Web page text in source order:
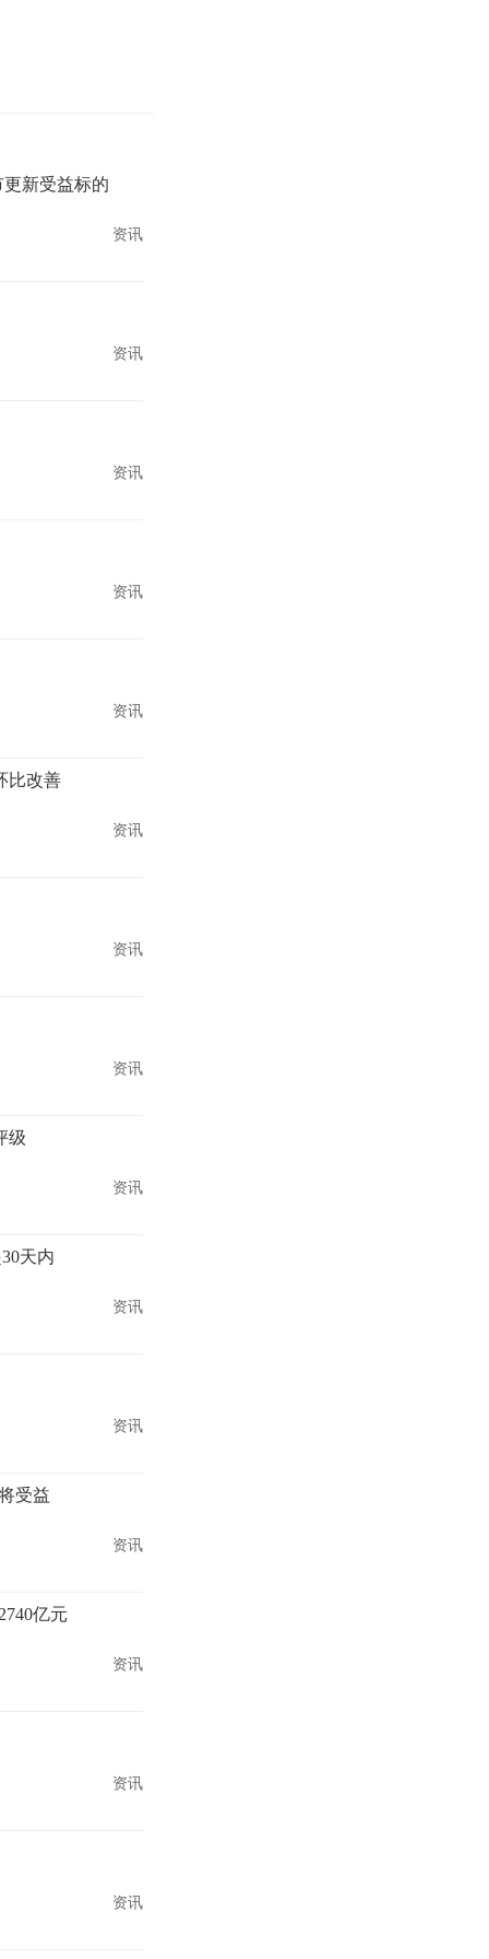
更新受益标的
资讯
资讯
资讯
资讯
资讯
比改善
资讯
资讯
资讯
级
资讯
天内
资讯
资讯
受益
资讯
亿元
资讯
资讯
资讯